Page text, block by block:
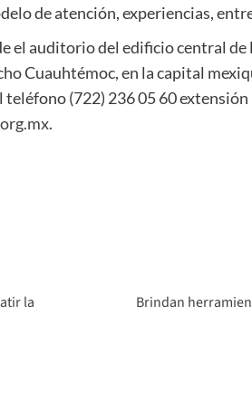
de atención, experiencias,
el auditorio del edificio central de
Cuauhtémoc, en la capital
(722) 236 05 60 extensión
.
la
Brindan